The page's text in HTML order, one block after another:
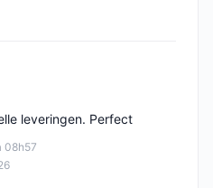
08h57
leveringen. Perfect